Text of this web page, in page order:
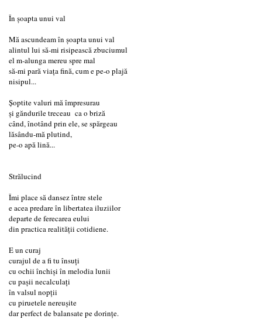
În şoapta unui val
Mă ascundeam în şoapta unui val
alintul lui să-mi risipească zbuciumul
el m-alunga mereu spre mal
să-mi pară viaţa fină, cum e pe-o plajă
nisipul...
Şoptite valuri mă împresurau
şi găndurile treceau ca o briză
când, înotând prin ele, se spărgeau
lăsându-mă plutind,
pe-o apă lină...
Strălucind
Îmi place să dansez între stele
e acea predare în libertatea iluziilor
departe de ferecarea eului
din practica realității cotidiene.
E un curaj
curajul de a fi tu însuți
cu ochii închiși în melodia lunii
cu pașii necalculați
în valsul nopţii
cu piruetele nereușite
dar perfect de balansate pe dorințe.